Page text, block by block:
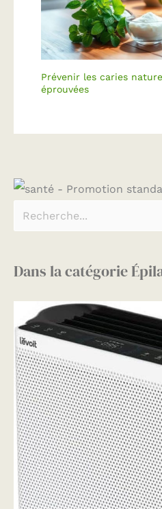
Prévenir les caries
éprouvées
Dans la catégorie